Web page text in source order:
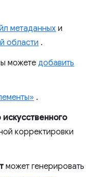
метаданных и
области .
можете добавить
.
корректировки
может генерировать